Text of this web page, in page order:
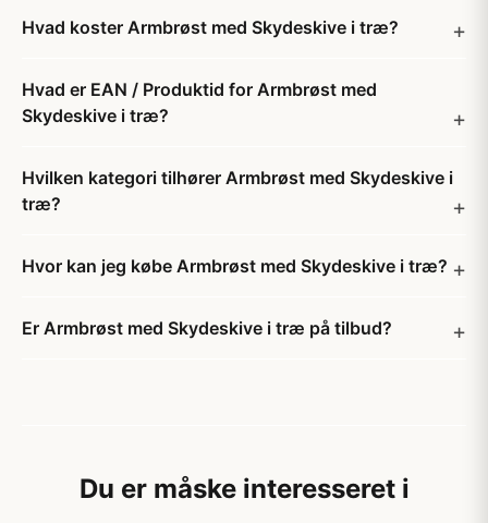
Hvad koster Armbrøst med Skydeskive i træ?
Hvad er EAN / Produktid for Armbrøst med
Skydeskive i træ?
Hvilken kategori tilhører Armbrøst med Skydeskive i
træ?
Hvor kan jeg købe Armbrøst med Skydeskive i træ?
Er Armbrøst med Skydeskive i træ på tilbud?
Du er måske interesseret i